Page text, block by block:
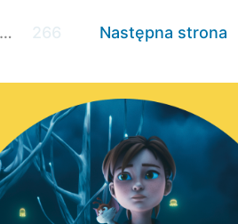
… 266 Następna strona